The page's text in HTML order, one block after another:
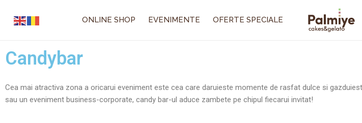
ONLINE SHOP EVENIMENTE OFERTE SPECIALE
Candybar
Cea mai atractiva zona a oricarui eveniment este cea care daruieste momente de rasfat dulce si
sau un eveniment business-corporate, candy bar-ul aduce zambete pe chipul fiecarui invitat!